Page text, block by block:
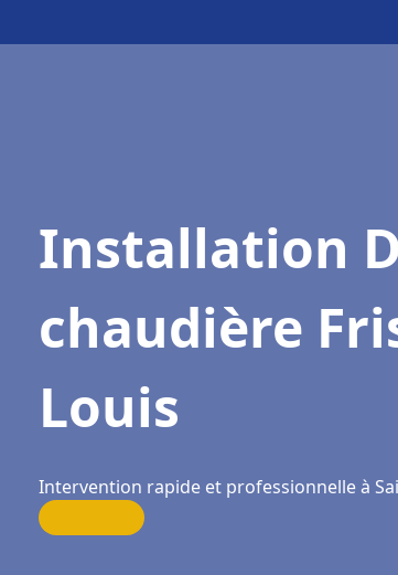
Installation
chaudière
Louis
Intervention rapide et professionnelle à